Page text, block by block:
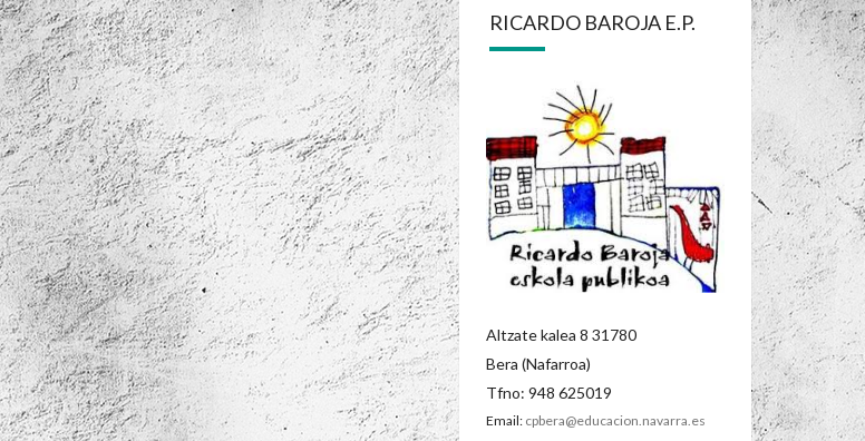
RICARDO BAROJA E.P.
Altzate kalea 8 31780
Bera (Nafarroa)
Tfno: 948 625019
Email: cpbera@educacion.navarra.es